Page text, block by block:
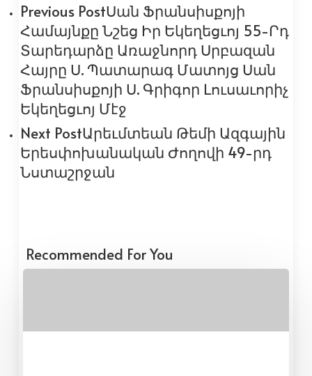
Previous PostՍան Ֆրանսիսքոյի
Համայնքը Նշեց Իր Եկեղեցւոյ 55-Րդ
Տարեդարձը Առաջնորդ Սրբազան
Հայրը Ս. Պատարագ Մատոյց Սան
Ֆրանսիսքոյի Ս. Գրիգոր Լուսաւորիչ
Եկեղեցւոյ Մէջ
Next PostԱրեւմտեան Թեմի Ազգային
Երեսփոխանական Ժողովի 49-րդ
Նստաշրջան
Recommended For You